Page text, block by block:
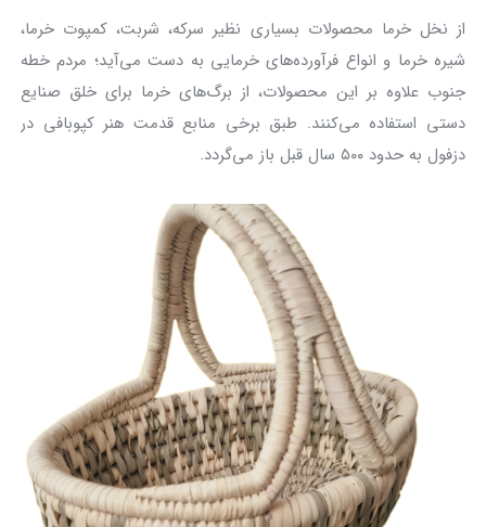
از نخل خرما محصولات بسیاری نظیر سرکه، شربت، کمپوت خرما،
شیره خرما و انواع فرآورده‌های خرمایی به دست می‌آید؛ مردم خطه
جنوب علاوه بر این محصولات، از برگ‌های خرما برای خلق صنایع
دستی استفاده می‌کنند. طبق برخی منابع قدمت هنر کپوبافی در
دزفول به حدود ۵۰۰ سال قبل باز می‌گردد.